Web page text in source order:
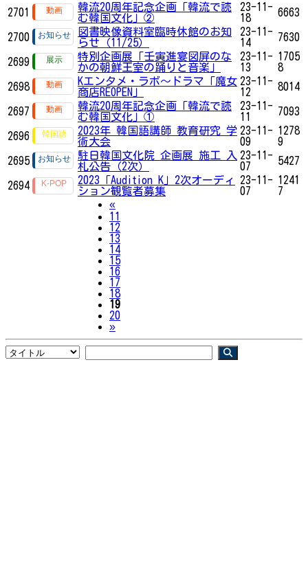
2701
韓流20周年記念企画「韓流で読
む韓国文化」②
23-11-
18
6663
2700
図書映像資料室臨時休館のお知
らせ（11/25）
23-11-
14
7630
2699
特別企画展「壬寅進宴図屏のな
かの朝鮮王室の踊りと音楽」
23-11-
13
1705
8
2698
Kエンタメ・ラボ～ドラマ「魔女
商店REOPEN」
23-11-
12
8014
2697
韓流20周年記念企画「韓流で読
む韓国文化」①
23-11-
11
7093
2696
2023年 韓国語講師 教育研究 学
術大会
23-11-
09
1278
9
2695
駐日韓国文化院 企画展 施工 入
札公告（2次）
23-11-
07
5427
2694
2023「Audition K」2次オーディ
ション観覧者募集
23-11-
07
1241
7
«Previous
11
12
13
14
15
16
17
18
19
20
»Next